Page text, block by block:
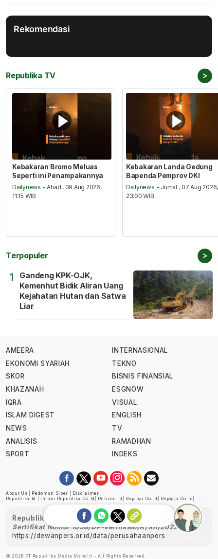
Rekomendasi
Republika TV >
Kebakaran Bromo Meluas
Seperti ini Penampakannya
Dailynews - Ahad , 09 Aug 2026,
11:15 WIB
Kebakaran Landa Gedung
Bapenda Pemprov DKI
Dailynews - Jumat , 07 Aug 2026,
23:00 WIB
Terpopuler >
1
Gandeng KPK-OJK,
Kemenhut Bidik Aliran Uang
Kejahatan Hutan dan Satwa
Liar
AMEERA
EKONOMI SYARIAH
SKOR
KHAZANAH
IQRA
ISLAM DIGEST
NEWS
ANALISIS
SPORT
INTERNASIONAL
TEKNO
BISNIS FINANSIAL
ESGNOW
VISUAL
ENGLISH
TV
RAMADHAN
INDEKS
About Us Pedoman Siber
Disclaimer
Republika.id
Ihram.republika.co.id Retizen.id Rejabar.co.id Rejogja.co.id
Republika telah diverifikasi oleh Dewan Pers
Sertifikat Nomor 1058/DP-Verifikasi/K/XII/2022
https://dewanpers.or.id/data/perusahaanpers
© 2026 PT Republika Media Mandiri - All Rights Reserved.